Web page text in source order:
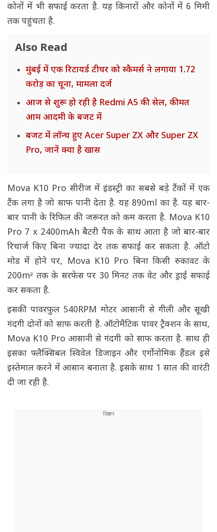
कोनों में भी सफाई करता है. यह किनारों और कोनों में 6 मिमी
तक पहुंचता है.
Also Read
मुंबई में एक रिटायर्ड टीचर को स्कैमर्स ने लगाया 1.72
करोड़ का चूना, मामला दर्ज
आज से शुरू हो रही है Redmi A5 की सेल, कीमत
आम आदमी के बजट में
बजट में लॉन्च हुए Acer Super ZX और Super ZX
Pro, जानें क्या है खास
Mova K10 Pro सीरीज में इंडस्ट्री का सबसे बड़े टैंकों में एक
टैंक लगा है जो साफ पानी देता है. यह 890ml का है. यह बार-
बार पानी के रिफिल की जरूरत को कम करता है. Mova K10
Pro 7 x 2400mAh बैटरी पैक के साथ आता है जो बार-बार
रिचार्ज किए बिना ज्यादा देर तक सफाई कर सकता है. ऑटो
मोड में होने पर, Mova K10 Pro बिना किसी रुकावट के
200m² तक के सरफेस पर 30 मिनट तक वेट और ड्राई सफाई
कर सकता है.
इसकी पावरफुल 540RPM मोटर आसानी से गीली और सूखी
गंदगी दोनों को साफ करती है. ऑटोमैटिक पावर ट्रैक्शन के साथ,
Mova K10 Pro आसानी से गंदगी को साफ करता है. साथ ही
इसका फ्लैक्सिबल स्विवेल डिजाइन और एर्गोनोमिक हैंडल इसे
इस्तेमाल करने में आसान बनाता है. इसके साथ 1 साल की वारंटी
दी जा रही है.